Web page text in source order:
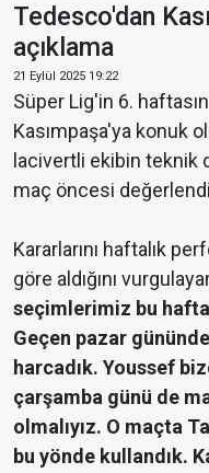
Tedesco'dan
açıklama
21 Eylül 2025 19:22
Süper Lig'in 6.
Kasımpaşa'ya konuk
lacivertli ekibin teknik
maç öncesi
Kararlarını haftalık
göre aldığını
seçimlerimiz bu
Geçen pazar
harcadık. Youssef
çarşamba günü de
olmalıyız. O maçta
bu yönde kullandık.